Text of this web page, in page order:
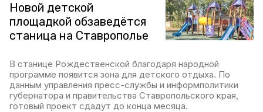
Новой детской
площадкой обзаведётся
станица на Ставрополье
В станице Рождественской благодаря народной
программе появится зона для детского отдыха. По
данным управления пресс-службы и информполитики
губернатора и правительства Ставропольского края,
готовый проект сдадут до конца месяца.